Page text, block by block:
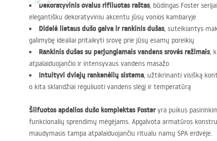
Dekoratyvinis ovalus rifliuotas raštas, būdingas Foster
elegantišku dekoratyviniu akcentu jūsų vonios kambaryje
Didelė lietaus dušo galva ir rankinis dušas, suteikiantys
galimybę idealiai pritaikyti srovę prie jūsų esamų poreikių
Rankinis dušas su perjungiamais vandens srovės režimais,
atpalaiduojančio ir intensyvaus vandens masažo
Intuityvi dviejų rankenėlių sistema, užtikrinanti visišką
o kita sklandžiai reguliuoti vandens slėgį ir temperatūrą
Šlifuotos apdailos dušo komplektas Fosteryra puikus
funkcionalių sprendimų mėgėjams. Apgalvota armatūros
maudymasis tampa atpalaiduojančiu ritualu namų SPA erdvėje.